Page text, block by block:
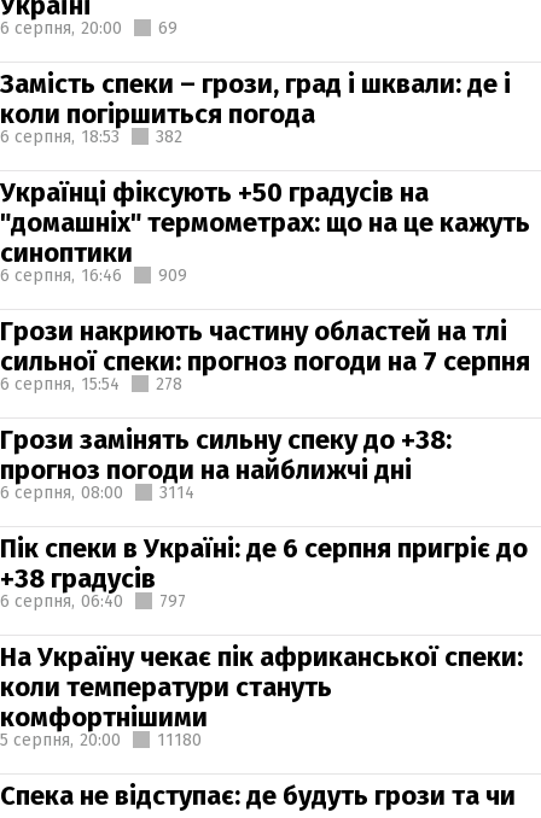
6 серпня, 20:00 69
Замість спеки – грози, град і шквали: де і
коли погіршиться погода
6 серпня, 18:53 382
Українці фіксують +50 градусів на
"домашніх" термометрах: що на це кажуть
синоптики
6 серпня, 16:46 909
Грози накриють частину областей на тлі
сильної спеки: прогноз погоди на 7 серпня
6 серпня, 15:54 278
Грози замінять сильну спеку до +38:
прогноз погоди на найближчі дні
6 серпня, 08:00 3114
Пік спеки в Україні: де 6 серпня пригріє до
+38 градусів
6 серпня, 06:40 797
На Україну чекає пік африканської спеки:
коли температури стануть
комфортнішими
5 серпня, 20:00 11180
Спека не відступає: де будуть грози та чи